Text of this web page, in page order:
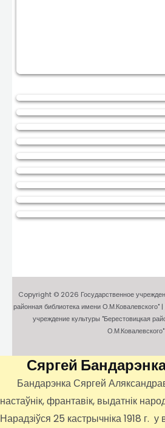
Copyright © 2026 Государственное
районная библиотека имени О.М.Ковалевского"
учреждение культуры "Берестовицкая
О.М.Ковалевского"
Сяргей
Бандарэнка Сяргей
настаўнік, франтавік, выдатнік
Нарадзіўся 25 кастрычніка 1918 г.